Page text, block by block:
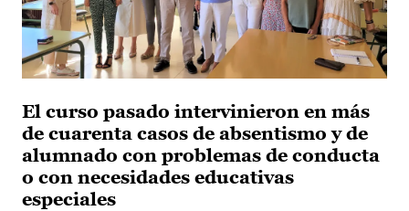
El curso pasado intervinieron en más
de cuarenta casos de absentismo y de
alumnado con problemas de conducta
o con necesidades educativas
especiales